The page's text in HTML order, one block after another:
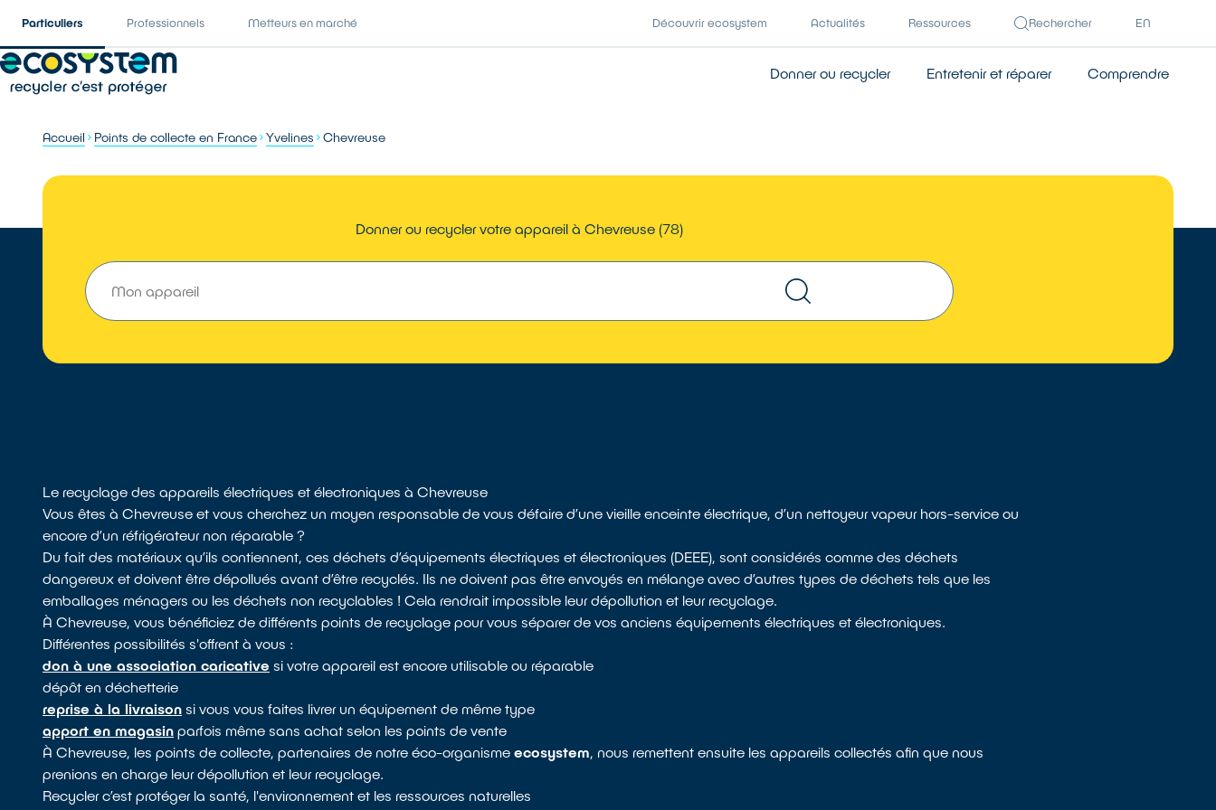
Particuliers Professionnels Metteurs en marché Découvrir ecosystem Actualités Ressources Rechercher EN
Donner ou recycler Entretenir et réparer Comprendre
Accueil Points de collecte en France Yvelines Chevreuse
Donner ou recycler votre appareil à Chevreuse (78)
Le recyclage des appareils électriques et électroniques à Chevreuse
Vous êtes à Chevreuse et vous cherchez un moyen responsable de vous défaire d’une vieille enceinte électrique, d’un nettoyeur vapeur hors-service ou
encore d’un réfrigérateur non réparable ?
Du fait des matériaux qu’ils contiennent, ces déchets d’équipements électriques et électroniques (DEEE), sont considérés comme des déchets
dangereux et doivent être dépollués avant d’être recyclés. Ils ne doivent pas être envoyés en mélange avec d’autres types de déchets tels que les
emballages ménagers ou les déchets non recyclables ! Cela rendrait impossible leur dépollution et leur recyclage.
À Chevreuse, vous bénéficiez de différents points de recyclage pour vous séparer de vos anciens équipements électriques et électroniques.
Différentes possibilités s'offrent à vous :
don à une association caricative si votre appareil est encore utilisable ou réparable
dépôt en déchetterie
reprise à la livraison si vous vous faites livrer un équipement de même type
apport en magasin parfois même sans achat selon les points de vente
À Chevreuse, les points de collecte, partenaires de notre éco-organismeecosystem, nous remettent ensuite les appareils collectés afin que nous
prenions en charge leur dépollution et leur recyclage.
Recycler c’est protéger la santé, l'environnement et les ressources naturelles